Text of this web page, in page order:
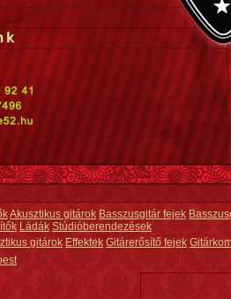
Akusztikus gitárok Basszusgitár fejek
Ládák Stúdióberendezések
gitárok Effektek Gitárerősítő fejek